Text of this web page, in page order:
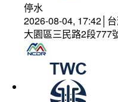
停水
2026-08-04, 17:42│
大園區三民路2段777